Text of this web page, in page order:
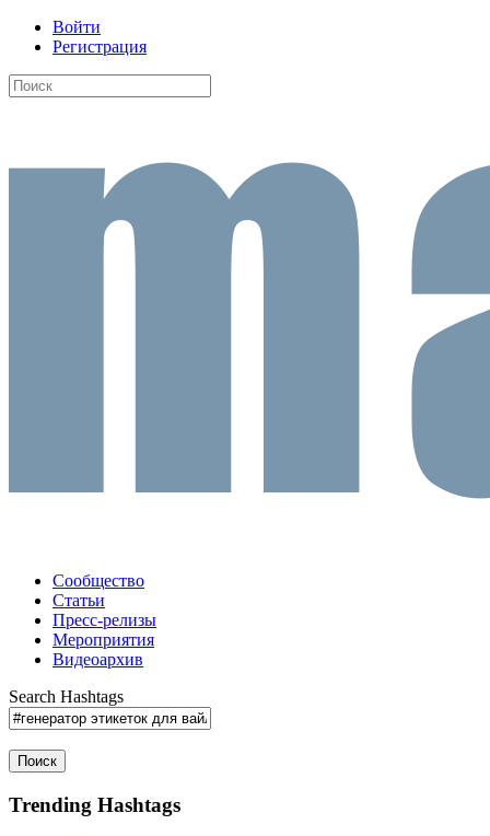
Войти
Регистрация
Сообщество
Статьи
Пресс-релизы
Мероприятия
Видеоархив
Search Hashtags
Поиск
Trending Hashtags